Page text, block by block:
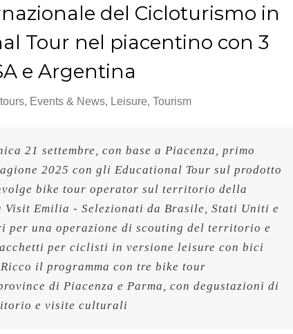
del Cicloturismo in
Tour nel piacentino con 3
e Argentina
, Events & News, Leisure, Tourism
21 settembre, con base a Piacenza, primo
2025 con gli Educational Tour sul prodotto
bike tour operator sul territorio della
Visit Emilia - Selezionati da Brasile, Stati Uniti e
per una operazione di scouting del territorio e
per ciclisti in versione leisure con bici
il programma con tre bike tour
di Piacenza e Parma, con degustazioni di
e visite culturali